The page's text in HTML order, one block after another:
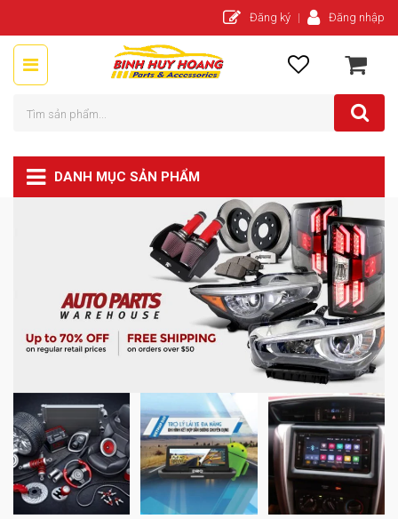
Đăng ký Đăng nhập
DANH MỤC SẢN PHẨM